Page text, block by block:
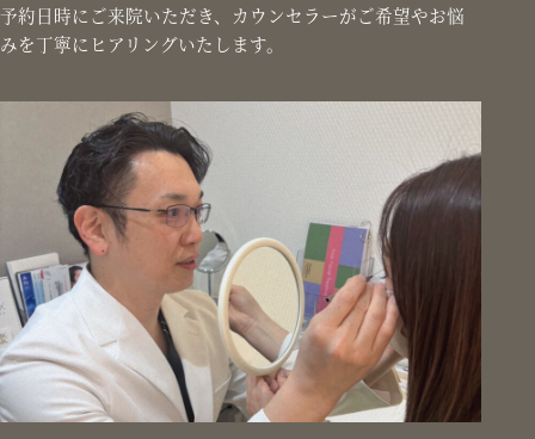
予約日時にご来院いただき、カウンセラーがご希望やお悩
みを丁寧にヒアリングいたします。